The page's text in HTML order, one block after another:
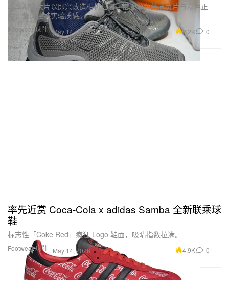
Footwear 球鞋
本季视觉大片以即兴改造相机拍摄，搭配单色纸质负片与彩色正
片，营造独特实验质感。
May 14, 2026 2.2K 0
Footwear 球鞋
率先近赏 Coca-Cola x adidas Samba 全新联乘球
鞋
标志性「Coke Red」疯狂 Logo 鞋面，吸睛指数拉满。
May 14, 2026 4.9K 0